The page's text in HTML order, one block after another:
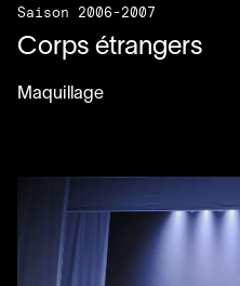
Saison 2006-2007
Corps étrangers
Maquillage